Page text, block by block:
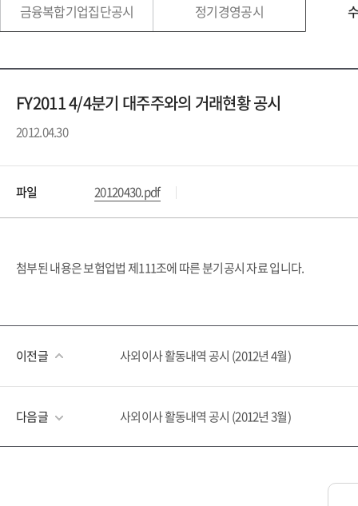
금융복합기업집단공시 정기경영공시
FY2011 4/4분기 대주주와의 거래현황 공시
2012.04.30
파일 20120430.pdf
첨부된 내용은 보험업법 제111조에 따른 분기공시 자료 입니다.
이전글 사외이사 활동내역 공시 (2012년 4월)
다음글 사외이사 활동내역 공시 (2012년 3월)